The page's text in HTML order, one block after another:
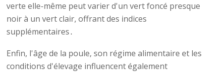
verte elle-même peut varier d'un vert foncé presque
noir à un vert clair, offrant des indices
supplémentaires․
Enfin, l'âge de la poule, son régime alimentaire et les
conditions d'élevage influencent également